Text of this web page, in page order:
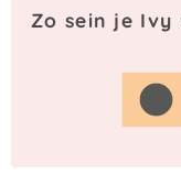
Zo sein je Ivy